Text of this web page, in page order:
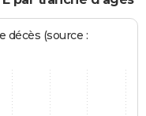
décès (source :